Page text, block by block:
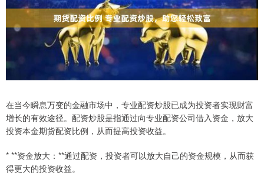
在当今瞬息万变的金融市场中，专业配资炒股已成为投资者实现财富
增长的有效途径。配资炒股是指通过向专业配资公司借入资金，放大
投资本金期货配资比例，从而提高投资收益。
* **资金放大：**通过配资，投资者可以放大自己的资金规模，从而获
得更大的投资收益。